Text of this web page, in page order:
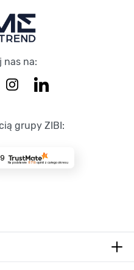
nas na:
grupy ZIBI:
Na podstawie 8719opinii z całego okresu